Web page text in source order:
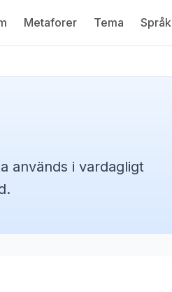
Metaforer Tema Språk
används i vardagligt